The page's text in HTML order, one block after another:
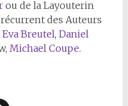
ou de la Layouterin
des Auteurs
Eva Breutel, Daniel
Michael Coupe.